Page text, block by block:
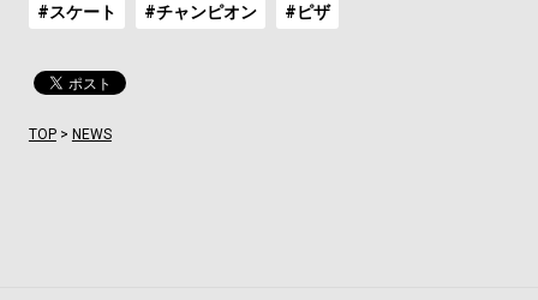
#スケート #チャンピオン #ピザ
TOP> NEWS